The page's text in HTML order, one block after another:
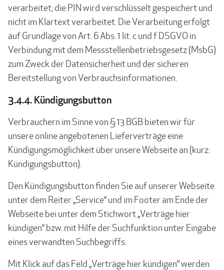
verarbeitet; die PIN wird verschlüsselt gespeichert und
nicht im Klartext verarbeitet. Die Verarbeitung erfolgt
auf Grundlage von Art. 6 Abs. 1 lit. c und f DSGVO in
Verbindung mit dem Messstellenbetriebsgesetz (MsbG)
zum Zweck der Datensicherheit und der sicheren
Bereitstellung von Verbrauchsinformationen.
3.4.4. Kündigungsbutton
Verbrauchern im Sinne von § 13 BGB bieten wir für
unsere online angebotenen Lieferverträge eine
Kündigungsmöglichkeit über unsere Webseite an (kurz:
Kündigungsbutton).
Den Kündigungsbutton finden Sie auf unserer Webseite
unter dem Reiter „Service“ und im Footer am Ende der
Webseite bei unter dem Stichwort „Verträge hier
kündigen“ bzw. mit Hilfe der Suchfunktion unter Eingabe
eines verwandten Suchbegriffs.
Mit Klick auf das Feld „Verträge hier kündigen“ werden